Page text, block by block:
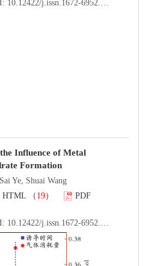
10.12422/j.issn.1672-6952.2023.05.005
Influence of Metal
Formation
Ye, Shuai Wang
HTML （ 19）
PDF
10.12422/j.issn.1672-6952.2023.03.005